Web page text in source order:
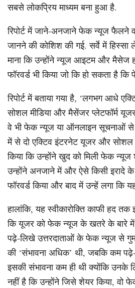
सबसे लोकप्रिय माध्यम बना हुआ है.
रिपोर्ट में जाने-अनजाने फेक न्यूज फैलने
जानने की कोशिश की गई. सर्वे में हिस्सा
माना कि उन्होंने न्यूज आइटम और मैसेज
फॉरवर्ड भी किया जो कि हो सकता है कि
रिपोर्ट में बताया गया है, ‘लगभग आधे
सोशल मीडिया और मैसेंजर प्लेटफॉर्म
वे भी फेक न्यूज या ऑनलाइन सूचनाओं से
में से दो एक्टिव इंटरनेट यूजर और सोशल
किया कि उन्होंने खुद को मिली फेक न्यूज
उन्होंने अनजाने में और ऐसे किसी इरादे
फॉरवर्ड किया और बाद में उन्हें लगा कि
हालांकि, यह स्वीकारोक्ति काफी हद तक
कि यूजर को फेक न्यूज के खतरे के बारे में
पढ़े-लिखे उत्तरदाताओं के फेक न्यूज से
की ‘संभावना अधिक’ थी, जबकि कम
इसकी संभावना कम ही थी क्योंकि उनके
नहीं है कि उन्होंने जिसे शेयर किया, वो